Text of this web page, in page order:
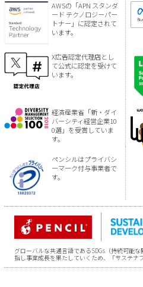
AWSの「APN スタンダ
ード テクノロジーパー
トナー」に認定されて
います。
X広告認定代理店とし
て公式に認定を受けて
います。
経済産業省「新・ダイ
バーシティ経営企業10
0選」を受賞していま
す。
ペンシルはプライバシ
ーマーク付与事業者で
す。
グローバルな共通言語であるSDGs（持続可能
指し事業成長を果たしていくため、「サステナ